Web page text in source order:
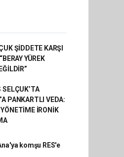
ŞİDDETE KARŞI
YÜREK
SELÇUK’TA
PANKARTLI VEDA:
İRONİK
komşu RES'e